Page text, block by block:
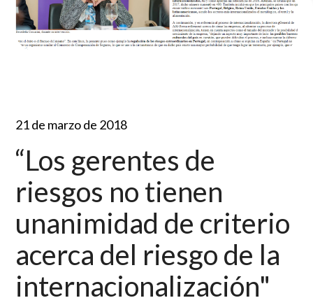
21 de marzo de 2018
“Los gerentes de
riesgos no tienen
unanimidad de criterio
acerca del riesgo de la
internacionalización"